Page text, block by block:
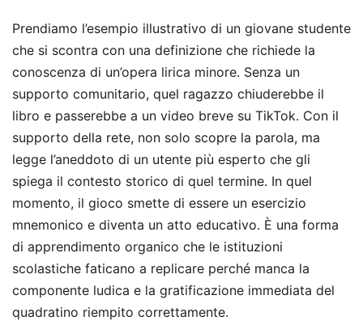
Prendiamo l’esempio illustrativo di un giovane studente
che si scontra con una definizione che richiede la
conoscenza di un’opera lirica minore. Senza un
supporto comunitario, quel ragazzo chiuderebbe il
libro e passerebbe a un video breve su TikTok. Con il
supporto della rete, non solo scopre la parola, ma
legge l’aneddoto di un utente più esperto che gli
spiega il contesto storico di quel termine. In quel
momento, il gioco smette di essere un esercizio
mnemonico e diventa un atto educativo. È una forma
di apprendimento organico che le istituzioni
scolastiche faticano a replicare perché manca la
componente ludica e la gratificazione immediata del
quadratino riempito correttamente.